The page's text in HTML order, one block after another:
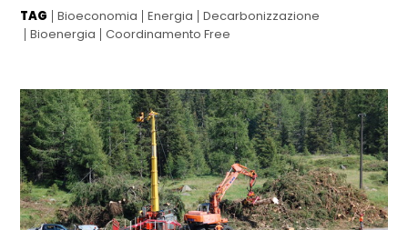
TAG Bioeconomia Energia
Decarbonizzazione
Bioenergia
Coordinamento Free